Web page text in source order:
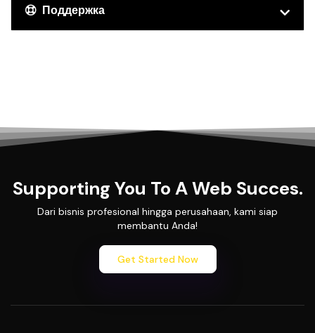
Поддержка
Supporting You To A Web Succes.
Dari bisnis profesional hingga perusahaan, kami siap
membantu Anda!
Get Started Now